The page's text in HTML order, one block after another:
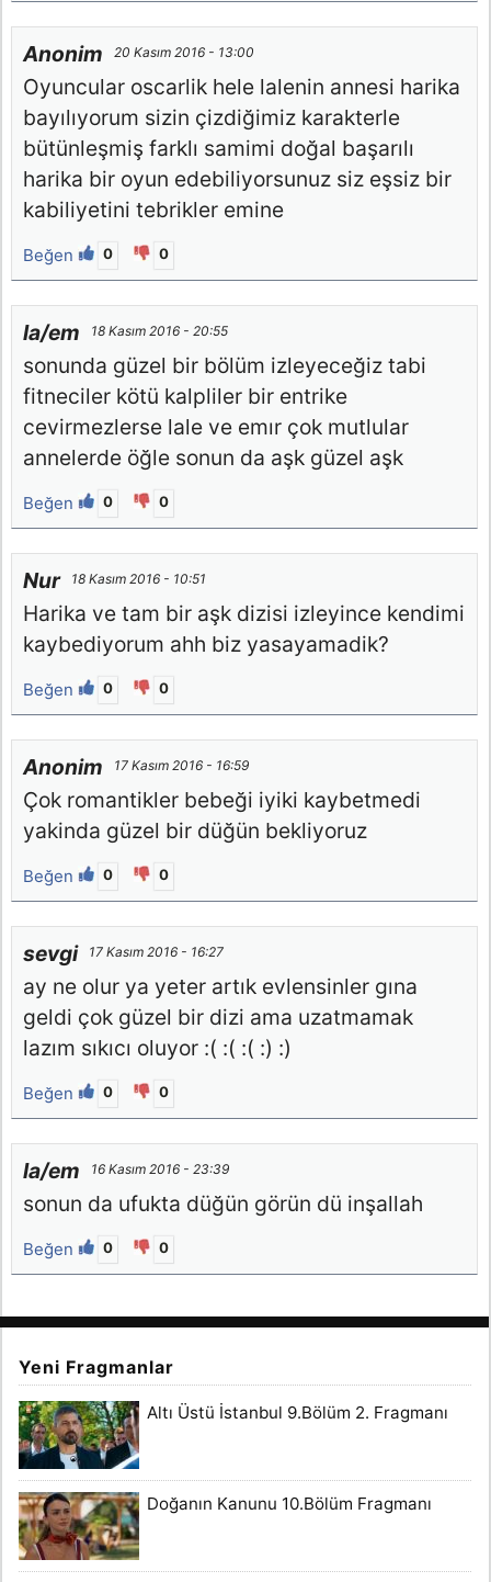
Anonim 20 Kasım 2016 - 13:00
Oyuncular oscarlik hele lalenin annesi harika
bayılıyorum sizin çizdiğimiz karakterle
bütünleşmiş farklı samimi doğal başarılı
harika bir oyun edebiliyorsunuz siz eşsiz bir
kabiliyetini tebrikler emine
Beğen 0 0
la/em 18 Kasım 2016 - 20:55
sonunda güzel bir bölüm izleyeceğiz tabi
fitneciler kötü kalpliler bir entrike
cevirmezlerse lale ve emır çok mutlular
annelerde öğle sonun da aşk güzel aşk
Beğen 0 0
Nur 18 Kasım 2016 - 10:51
Harika ve tam bir aşk dizisi izleyince kendimi
kaybediyorum ahh biz yasayamadik?
Beğen 0 0
Anonim 17 Kasım 2016 - 16:59
Çok romantikler bebeği iyiki kaybetmedi
yakinda güzel bir düğün bekliyoruz
Beğen 0 0
sevgi 17 Kasım 2016 - 16:27
ay ne olur ya yeter artık evlensinler gına
geldi çok güzel bir dizi ama uzatmamak
lazım sıkıcı oluyor :( :( :( :) :)
Beğen 0 0
la/em 16 Kasım 2016 - 23:39
sonun da ufukta düğün görün dü inşallah
Beğen 0 0
Yeni Fragmanlar
Altı Üstü İstanbul 9.Bölüm 2. Fragmanı
Doğanın Kanunu 10.Bölüm Fragmanı